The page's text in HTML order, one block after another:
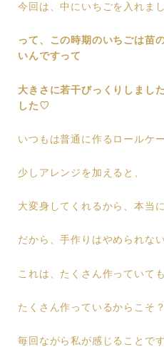
今回は、中にいちごを入れま
って、この時期のいちごは苗
いんですって
大きさに若干びっくりしまし
した♡
いつもは普通に作るロールケー
少しアレンジを加えると、
大変身してくれるから、本当
だから、手作りはやめられな
これは、たくさん作っていても
たくさん作っているからこそ？
毎回ながら私が感じることです